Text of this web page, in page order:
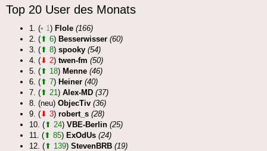
Top 20 User des Monats
1. (• 1) Flole (166)
2. (⬆ 6) Besserwisser (60)
3. (⬆ 8) spooky (54)
4. (⬇ 2) twen-fm (50)
5. (⬆ 18) Menne (46)
6. (⬆ 7) Heiner (40)
7. (⬆ 21) Alex-MD (37)
8. (neu) ObjecTiv (36)
9. (⬇ 3) robert_s (28)
10. (⬆ 24) VBE-Berlin (25)
11. (⬆ 85) ExOdUs (24)
12. (⬆ 139) StevenBRB (19)